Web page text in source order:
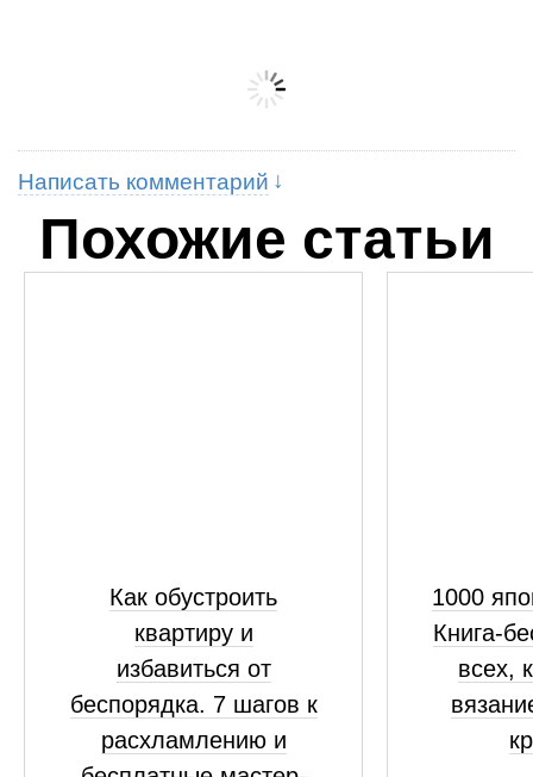
Написать комментарий
Похожие статьи
Как обустроить
квартиру и
избавиться от
беспорядка. 7 шагов к
расхламлению и
1000
Книга-
всех,